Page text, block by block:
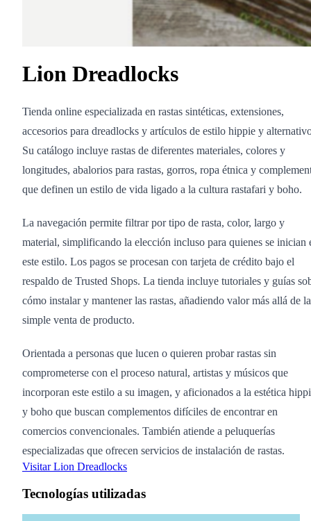
Lion Dreadlocks
Tienda online especializada en rastas sintéticas, extensiones,
accesorios para dreadlocks y artículos de estilo hippie y
Su catálogo incluye rastas de diferentes materiales, colores y
longitudes, abalorios para rastas, gorros, ropa étnica y
que definen un estilo de vida ligado a la cultura rastafari y boho.
La navegación permite filtrar por tipo de rasta, color, largo y
material, simplificando la elección incluso para quienes se inician
este estilo. Los pagos se procesan con tarjeta de crédito bajo el
respaldo de Trusted Shops. La tienda incluye tutoriales y guías
cómo instalar y mantener las rastas, añadiendo valor más allá de la
simple venta de producto.
Orientada a personas que lucen o quieren probar rastas sin
comprometerse con el proceso natural, artistas y músicos que
incorporan este estilo a su imagen, y aficionados a la estética
y boho que buscan complementos difíciles de encontrar en
comercios convencionales. También atiende a peluquerías
especializadas que ofrecen servicios de instalación de rastas.
Visitar Lion Dreadlocks
Tecnologías utilizadas